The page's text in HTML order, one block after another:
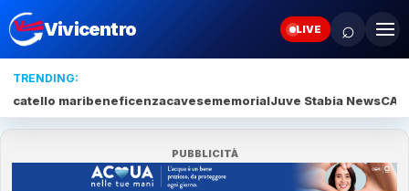
Vivicentro LIVE ⌕
TRENDING:
catello maribeneficenzacavesememorialJuve Stabia News
PUBBLICITÀ